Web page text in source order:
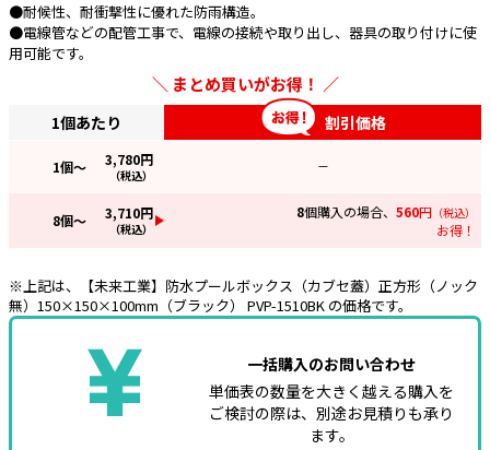
EV充電設備工事関連
販売終了品
●耐候性、耐衝撃性に優れた防雨構造。
●電線管などの配管工事で、電線の接続や取り出し、器具の取り付けに使
用可能です。
まとめ買いがお得！
1個あたり 割引価格
1個～ 3,780円
（税込）
—
8個～ 3,710円
（税込）
8個購入の場合、 560円 （税込）
お得！
※上記は、【未来工業】防水プールボックス（カブセ蓋）正方形（ノック
無）150×150×100mm（ブラック） PVP-1510BK の価格です。
一括購入のお問い合わせ
単価表の数量を大きく越える購入を
ご検討の際は、別途お見積りも承り
ます。